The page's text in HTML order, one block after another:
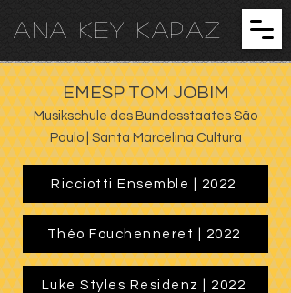
ANA KEY KAPAZ
EMESP TOM JOBIM
Musikschule des Bundesstaates São
Paulo | Santa Marcelina Cultura
Ricciotti Ensemble | 2022
Théo Fouchenneret | 2022
Luke Styles Residenz | 2022